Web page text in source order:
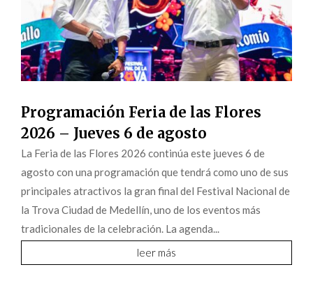
Programación Feria de las Flores
2026 – Jueves 6 de agosto
La Feria de las Flores 2026 continúa este jueves 6 de
agosto con una programación que tendrá como uno de sus
principales atractivos la gran final del Festival Nacional de
la Trova Ciudad de Medellín, uno de los eventos más
tradicionales de la celebración. La agenda...
leer más